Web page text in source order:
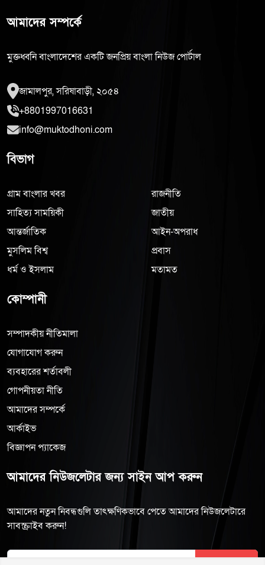
আমাদের সম্পর্কে
মুক্তধ্বনি বাংলাদেশের একটি জনপ্রিয় বাংলা নিউজ পোর্টাল
জামালপুর, সরিষাবাড়ী, ২০৫৪
+8801997016631
info@muktodhoni.com
বিভাগ
গ্রাম বাংলার খবর
সাহিত্য সাময়িকী
আন্তর্জাতিক
মুসলিম বিশ্ব
ধর্ম ও ইসলাম
রাজনীতি
জাতীয়
আইন-অপরাধ
প্রবাস
মতামত
কোম্পানী
সম্পাদকীয় নীতিমালা
যোগাযোগ করুন
ব্যবহারের শর্তাবলী
গোপনীয়তা নীতি
আমাদের সম্পর্কে
আর্কাইভ
বিজ্ঞাপন প্যাকেজ
আমাদের নিউজলেটার জন্য সাইন আপ করুন
আমাদের নতুন নিবন্ধগুলি তাৎক্ষণিকভাবে পেতে আমাদের নিউজলেটারে
সাবস্ক্রাইব করুন!